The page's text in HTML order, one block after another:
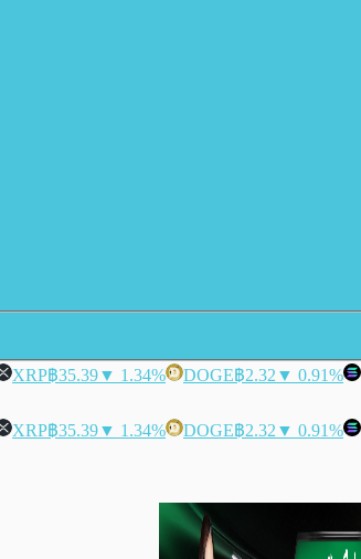
XRP฿35.39▼ 1.34% DOGE฿2.32 ▼ 0.91%
XRP฿35.39▼ 1.34% DOGE฿2.32 ▼ 0.91%